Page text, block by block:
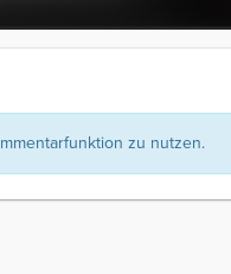
zu nutzen.